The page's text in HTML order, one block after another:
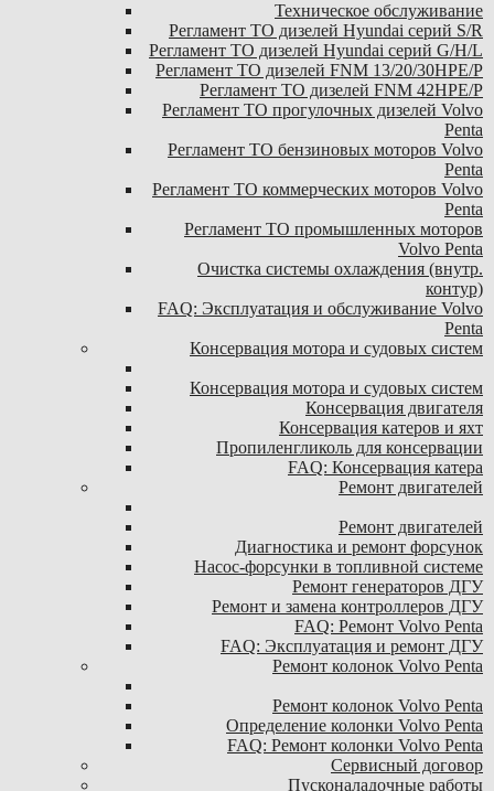
Техническое обслуживание
Регламент ТО дизелей Hyundai серий S/R
Регламент ТО дизелей Hyundai серий G/H/L
Регламент ТО дизелей FNM 13/20/30HPE/P
Регламент ТО дизелей FNM 42HPE/P
Регламент ТО прогулочных дизелей Volvo
Penta
Регламент ТО бензиновых моторов Volvo
Penta
Регламент ТО коммерческих моторов Volvo
Penta
Регламент ТО промышленных моторов
Volvo Penta
Очистка системы охлаждения (внутр.
контур)
FAQ: Эксплуатация и обслуживание Volvo
Penta
Консервация мотора и судовых систем
Консервация мотора и судовых систем
Консервация двигателя
Консервация катеров и яхт
Пропиленгликоль для консервации
FAQ: Консервация катера
Ремонт двигателей
Ремонт двигателей
Диагностика и ремонт форсунок
Насос-форсунки в топливной системе
Ремонт генераторов ДГУ
Ремонт и замена контроллеров ДГУ
FAQ: Ремонт Volvo Penta
FAQ: Эксплуатация и ремонт ДГУ
Ремонт колонок Volvo Penta
Ремонт колонок Volvo Penta
Определение колонки Volvo Penta
FAQ: Ремонт колонки Volvo Penta
Сервисный договор
Пусконаладочные работы